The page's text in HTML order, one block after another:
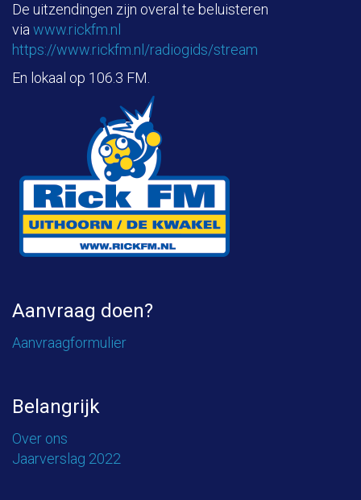
De uitzendingen zijn overal te beluisteren
via www.rickfm.nl
https://www.rickfm.nl/radiogids/stream
En lokaal op 106.3 FM.
Aanvraag doen?
Aanvraagformulier
Belangrijk
Over ons
Jaarverslag 2022